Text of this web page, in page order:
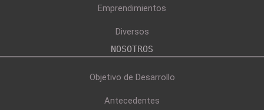
Emprendimientos
Diversos
NOSOTROS
Objetivo de Desarrollo
Antecedentes